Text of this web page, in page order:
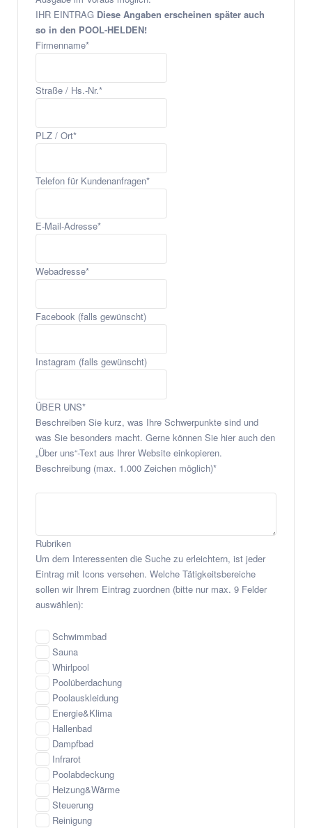
IHR EINTRAG Diese Angaben erscheinen später auch
so in den POOL-HELDEN!
Firmenname*
Straße / Hs.-Nr.*
PLZ / Ort*
Telefon für Kundenanfragen*
E-Mail-Adresse*
Webadresse*
Facebook (falls gewünscht)
Instagram (falls gewünscht)
ÜBER UNS*
Beschreiben Sie kurz, was Ihre Schwerpunkte sind und
was Sie besonders macht. Gerne können Sie hier auch den
„Über uns“-Text aus Ihrer Website einkopieren.
Beschreibung (max. 1.000 Zeichen möglich)*
Rubriken
Um dem Interessenten die Suche zu erleichtern, ist jeder
Eintrag mit Icons versehen. Welche Tätigkeitsbereiche
sollen wir Ihrem Eintrag zuordnen (bitte nur max. 9 Felder
auswählen):
Schwimmbad
Sauna
Whirlpool
Poolüberdachung
Poolauskleidung
Energie&Klima
Hallenbad
Dampfbad
Infrarot
Poolabdeckung
Heizung&Wärme
Steuerung
Reinigung